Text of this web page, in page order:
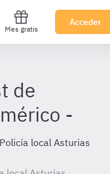
Mes gratis
Acceder
de
-
local Asturias